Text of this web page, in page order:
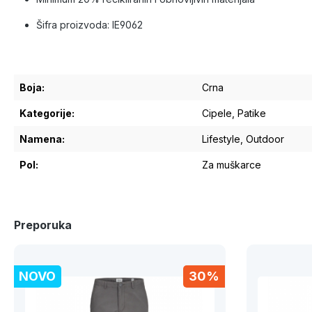
Šifra proizvoda: IE9062
Boja: Crna
Kategorije: Cipele , Patike
Namena: Lifestyle , Outdoor
Pol: Za muškarce
Preporuka
30%
NOVO